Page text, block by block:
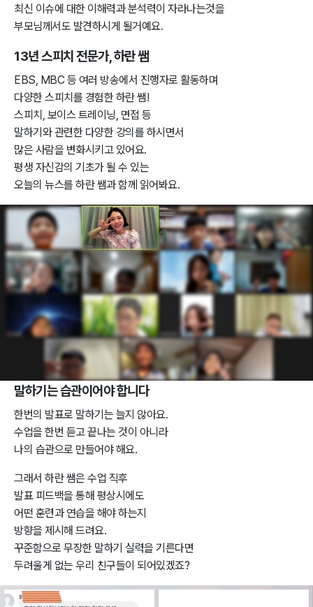
최신 이슈에 대한 이해력과 분석력이 자라나는것을
부모님께서도 발견하시게 될거예요.
13년 스피치 전문가, 하란 쌤
EBS, MBC 등 여러 방송에서 진행자로 활동하며
다양한 스피치를 경험한 하란 쌤!
스피치, 보이스 트레이닝, 면접 등
말하기와 관련한 다양한 강의를 하시면서
많은 사람을 변화시키고 있어요.
평생 자신감의 기초가 될 수 있는
오늘의 뉴스를 하란 쌤과 함께 읽어봐요.
말하기는 습관이어야 합니다
한번의 발표로 말하기는 늘지 않아요.
수업을 한번 듣고 끝나는 것이 아니라
나의 습관으로 만들어야 해요.
그래서 하란 쌤은 수업 직후
발표 피드백을 통해 평상시에도
어떤 훈련과 연습을 해야 하는지
방향을 제시해 드려요.
꾸준함으로 무장한 말하기 실력을 기른다면
두려울게 없는 우리 친구들이 되어있겠죠?